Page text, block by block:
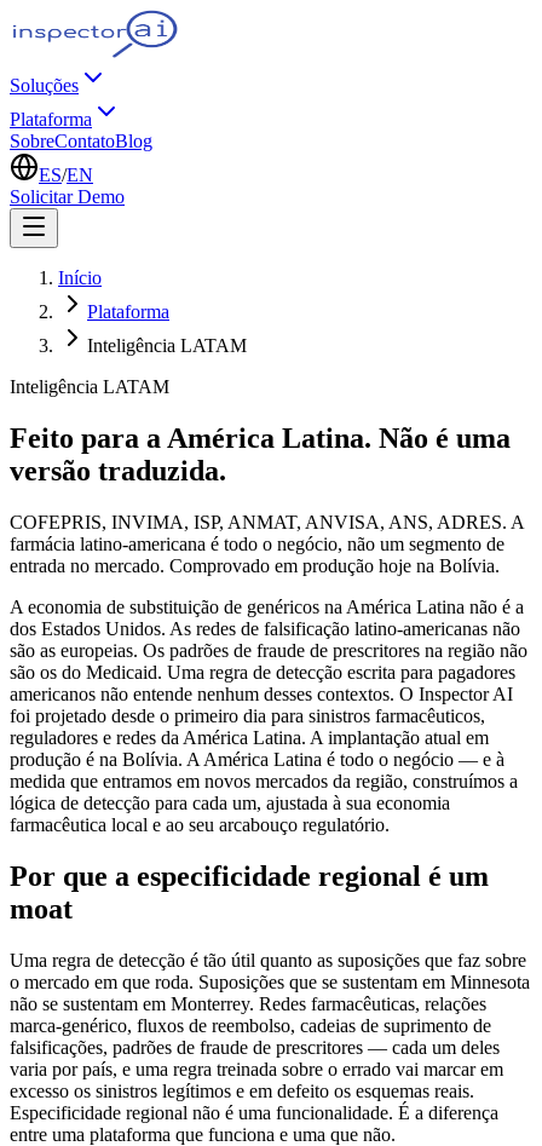
Soluções
Plataforma
SobreContatoBlog
ES/EN
Solicitar Demo
Início
Plataforma
Inteligência LATAM
Inteligência LATAM
Feito para a América Latina. Não é uma
versão traduzida.
COFEPRIS, INVIMA, ISP, ANMAT, ANVISA, ANS, ADRES. A
farmácia latino-americana é todo o negócio, não um segmento de
entrada no mercado. Comprovado em produção hoje na Bolívia.
A economia de substituição de genéricos na América Latina não é a
dos Estados Unidos. As redes de falsificação latino-americanas não
são as europeias. Os padrões de fraude de prescritores na região não
são os do Medicaid. Uma regra de detecção escrita para pagadores
americanos não entende nenhum desses contextos. O Inspector AI
foi projetado desde o primeiro dia para sinistros farmacêuticos,
reguladores e redes da América Latina. A implantação atual em
produção é na Bolívia. A América Latina é todo o negócio — e à
medida que entramos em novos mercados da região, construímos a
lógica de detecção para cada um, ajustada à sua economia
farmacêutica local e ao seu arcabouço regulatório.
Por que a especificidade regional é um
moat
Uma regra de detecção é tão útil quanto as suposições que faz sobre
o mercado em que roda. Suposições que se sustentam em Minnesota
não se sustentam em Monterrey. Redes farmacêuticas, relações
marca-genérico, fluxos de reembolso, cadeias de suprimento de
falsificações, padrões de fraude de prescritores — cada um deles
varia por país, e uma regra treinada sobre o errado vai marcar em
excesso os sinistros legítimos e em defeito os esquemas reais.
Especificidade regional não é uma funcionalidade. É a diferença
entre uma plataforma que funciona e uma que não.